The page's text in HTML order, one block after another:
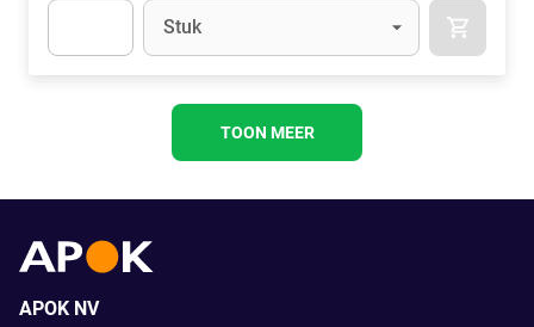
Eenheid
Stuk
TOON MEER
APOK NV